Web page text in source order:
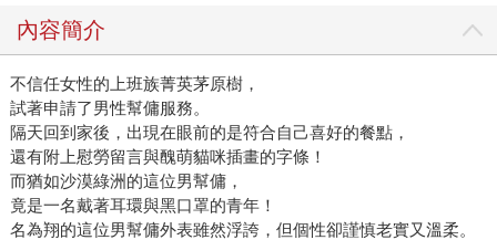
內容簡介
不信任女性的上班族菁英茅原樹，
試著申請了男性幫傭服務。
隔天回到家後，出現在眼前的是符合自己喜好的餐點，
還有附上慰勞留言與醜萌貓咪插畫的字條！
而猶如沙漠綠洲的這位男幫傭，
竟是一名戴著耳環與黑口罩的青年！
名為翔的這位男幫傭外表雖然浮誇，但個性卻謹慎老實又溫柔。